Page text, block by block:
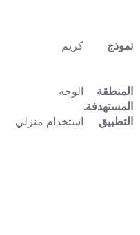
نموذج
كريم
المنطقة
المستهدفة.
الوجه
التطبيق
استخدام منزلي